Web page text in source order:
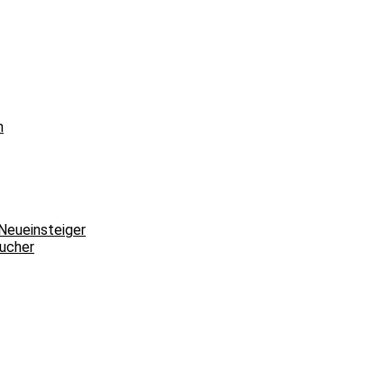
richtig anzuzeigen Guide-Frauenpower am Weltfrauentag und
wunderbar
richtig anzuzeigen Tauchen bei Sonnenschein ist wunderbar und